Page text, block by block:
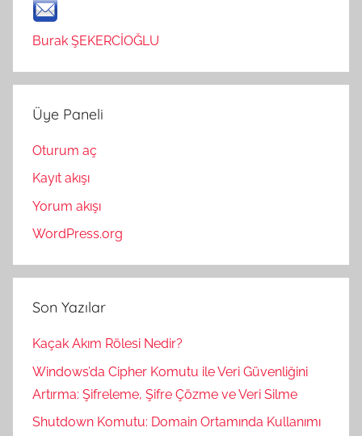
Burak ŞEKERCİOĞLU
Üye Paneli
Oturum aç
Kayıt akışı
Yorum akışı
WordPress.org
Son Yazılar
Kaçak Akım Rölesi Nedir?
Windows’da Cipher Komutu ile Veri Güvenliğini
Artırma: Şifreleme, Şifre Çözme ve Veri Silme
Shutdown Komutu: Domain Ortamında Kullanımı